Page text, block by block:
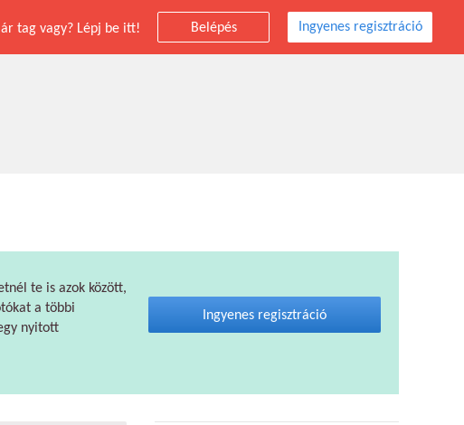
tag vagy? Lépj be itt! Belépés Ingyenes regisztráció
te is azok között,
a többi
nyitott
Ingyenes regisztráció